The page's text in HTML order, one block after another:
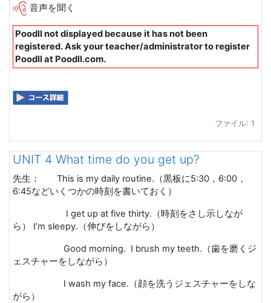
音声を聞く
Poodll not displayed because it has not been
registered. Ask your teacher/administrator to register
Poodll at Poodll.com.
ファイル: 1
UNIT 4 What time do you get up?
先生： This is my daily routine. （黒板に5:30 ， 6:00 ，
6:45などいくつかの時刻を書いておく）
I get up at five thirty. （時刻をさし示しなが
ら）
I’m sleepy. （伸びをしながら）
Good morning. I brush my teeth. （歯を磨くジ
ェスチャーをしながら）
I wash my face. （顔を洗うジェスチャーをしな
がら）